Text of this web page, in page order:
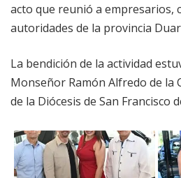
acto que reunió a empresarios,
autoridades de la provincia
La bendición de la actividad
Monseñor Ramón Alfredo de la
de la Diócesis de San Francisco